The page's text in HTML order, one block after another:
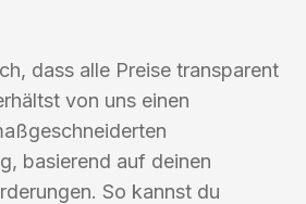
dass alle Preise transparent
von uns einen
basierend auf deinen
So kannst du